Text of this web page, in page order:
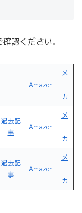
確認ください。
ー Amazon
メ
ー
カ
過去記
事
Amazon
メ
ー
カ
過去記
事
Amazon
メ
ー
カ